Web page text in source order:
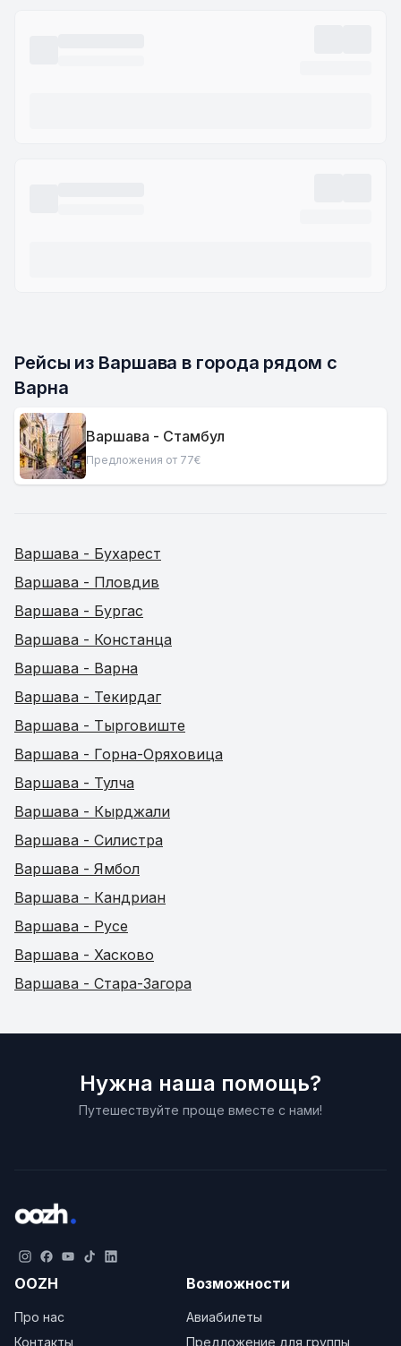
Рейсы из Варшава в города рядом с
Варна
Варшава - Стамбул
Предложения от 77€
Варшава - Бухарест
Варшава - Пловдив
Варшава - Бургас
Варшава - Констанца
Варшава - Варна
Варшава - Текирдаг
Варшава - Тырговиште
Варшава - Горна-Оряховица
Варшава - Тулча
Варшава - Кырджали
Варшава - Силистра
Варшава - Ямбол
Варшава - Кандриан
Варшава - Русе
Варшава - Хасково
Варшава - Стара-Загора
Нужна наша помощь?
Путешествуйте проще вместе с нами!
OOZH
Про нас
Контакты
Возможности
Авиабилеты
Предложение для группы